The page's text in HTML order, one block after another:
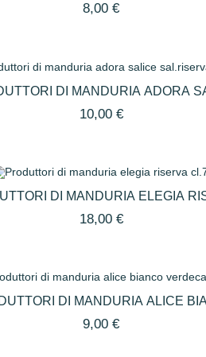
8,00 €
DI MANDURIA ADORA
SAL.RISERVA CL.75
10,00 €
DI MANDURIA ELEGIA
CL.75
18,00 €
DI MANDURIA ALICE
VERDECA CL75
9,00 €